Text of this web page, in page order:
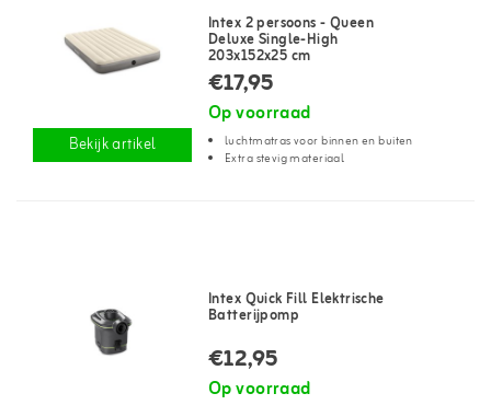
Bekijk artikel
Intex 2 persoons - Queen
Deluxe Single-High
203x152x25 cm
€17,95
Op voorraad
luchtmatras voor binnen en buiten
Extra stevig materiaal
Intex Quick Fill Elektrische
Batterijpomp
€12,95
Op voorraad